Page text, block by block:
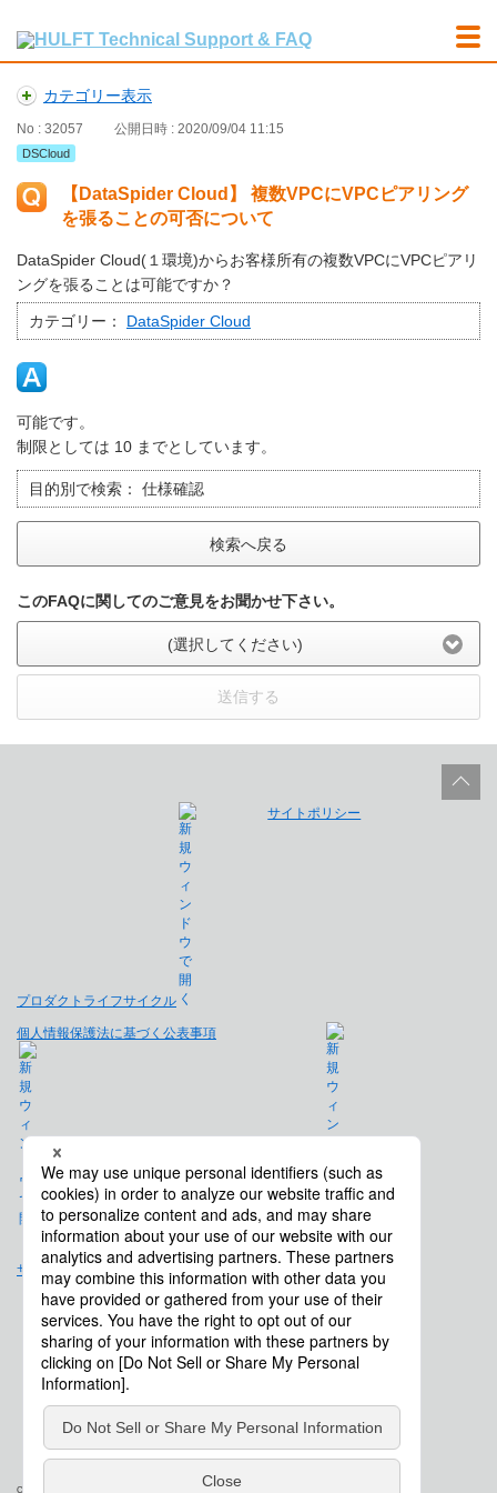
カテゴリー表示
No : 32057 公開日時 : 2020/09/04 11:15
DSCloud
【DataSpider Cloud】 複数VPCにVPCピアリング
を張ることの可否について
DataSpider Cloud(１環境)からお客様所有の複数VPCにVPCピアリ
ングを張ることは可能ですか？
カテゴリー： DataSpider Cloud
可能です。
制限としては 10 までとしています。
目的別で検索： 仕様確認
検索へ戻る
このFAQに関してのご意見をお聞かせ下さい。
(選択してください)
送信する
プロダクトライフサイクル
サイトポリシー
個人情報保護法に基づく公表事項
免責事項
サイトマップ
会社概要
Copyright © Saison Technology Co., Ltd. All Rights Reserved.